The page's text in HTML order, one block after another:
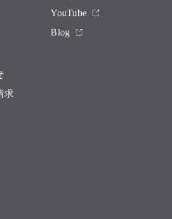
求
YouTube
Blog